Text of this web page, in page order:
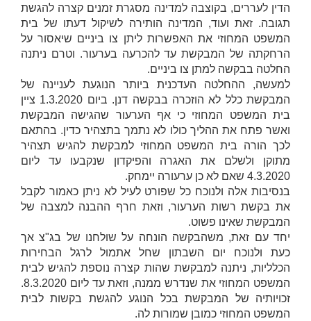
הדין לעררים, בקוצבה למדינה מסגרת זמנים קצרה להגשת
תגובה. זאת ועוד, המדינה הותירה לשיקול דעתו של בית
המשפט המחוזי את האפשרות ליתן צו ביניים שיאסור על
הרחקתה של המבקשת עד להכרעה בערעור. וטרם ניתנה
החלטה בבקשה למתן צו ביניים.
למעשה, ההחלטה העדכנית ביותר הנוגעת לעניינה של
המבקשת כלל לא הוזכרה בבקשה דנן. ביום 1.3.2020 ציין
בית המשפט המחוזי כי אף הערעור שהגישה המבקשת
ואשר פתח את ההליך כולו לא נתמך בתצהיר כדין. בהתאם
לכך הורה בית המשפט המחוזי למבקשת להגיש תצהיר
מתוקן ולשלם את האגרה והפיקדון שנקבעו עד ליום
4.3.2020 שאם לא כן ערעורה יימחק.
בנסיבות אלה ולנוכח כל שפורט לעיל לא ניתן כאמור לקבל
את בקשת רשות הערעור, וזאת חרף ההבנה למצבה של
המבקשת שאינו פשוט.
יחד עם זאת, משהבקשה הונחה על שולחנו של בג"צ אך
כעת ולנוכח יום השבתון שחל אתמול לרגל הבחירות
הכלליות, ניתנה למבקשת שהות קצרה נוספת להגיש לבית
המשפט המחוזי את שנדרש ממנה, וזאת עד ליום 8.3.2020.
זכויותיה של המבקשת בכל הנוגע להגשת בקשות לבית
המשפט המחוזי כמובן שמורות לה.